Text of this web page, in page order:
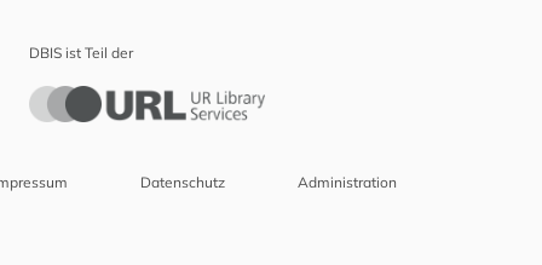
DBIS ist Teil der
Datenschutz Administration